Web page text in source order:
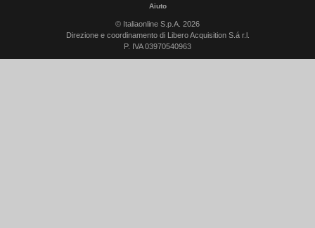
Aiuto
© Italiaonline S.p.A. 2026
Direzione e coordinamento di Libero Acquisition S.á r.l.
P. IVA 03970540963